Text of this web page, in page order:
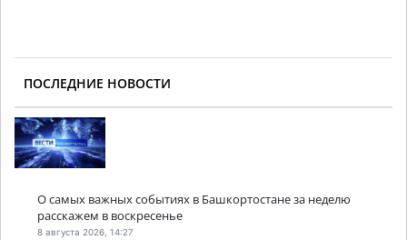
ПОСЛЕДНИЕ НОВОСТИ
О самых важных событиях в Башкортостане за неделю
расскажем в воскресенье
8 августа 2026, 14:27